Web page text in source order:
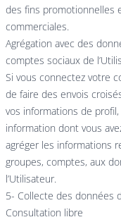
des fins promotionnelles
commerciales.
Agrégation avec des
comptes sociaux de
Si vous connectez votre
de faire des envois
vos informations de
information dont vous
agréger les informations
groupes, comptes, aux
l’Utilisateur.
5- Collecte des données
Consultation libre